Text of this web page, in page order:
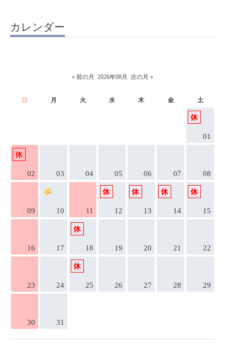
カレンダー
« 前の月 2026年08月 次の月 »
日 月 火 水 木 金 土
01
02 03 04 05 06 07 08
09 10 11 12 13 14 15
16 17 18 19 20 21 22
23 24 25 26 27 28 29
30 31